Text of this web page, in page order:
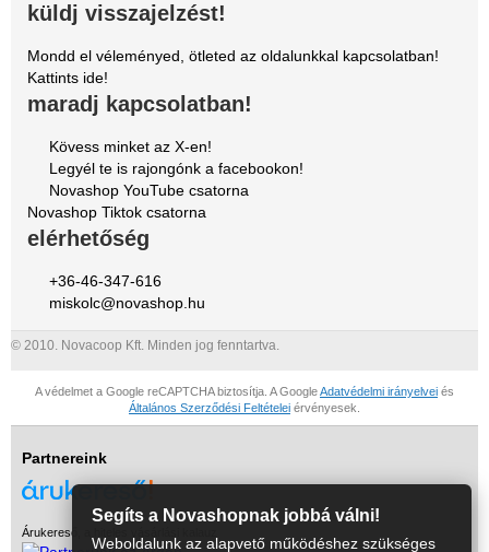
küldj visszajelzést!
Mondd el véleményed, ötleted az oldalunkkal kapcsolatban!
Kattints ide!
maradj kapcsolatban!
Kövess minket az X-en!
Legyél te is rajongónk a facebookon!
Novashop YouTube csatorna
Novashop Tiktok csatorna
elérhetőség
+36-46-347-616
miskolc@novashop.hu
© 2010. Novacoop Kft. Minden jog fenntartva.
A védelmet a Google reCAPTCHA biztosítja. A GoogleAdatvédelmi irányelvei és
Általános Szerződési Feltételei érvényesek.
Partnereink
Árukereső, a hiteles vásárlási kalauz
Segíts a Novashopnak jobbá válni!
Weboldalunk az alapvető működéshez szükséges